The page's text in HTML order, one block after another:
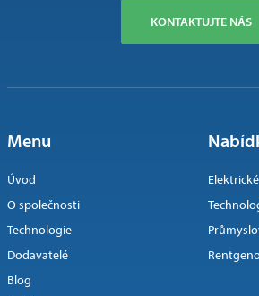
KONTAKTUJTE NÁS
Menu
Úvod
O společnosti
Technologie
Dodavatelé
Blog